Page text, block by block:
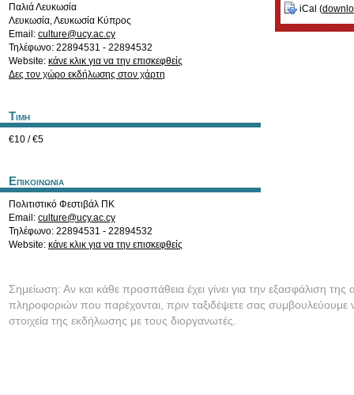
Παλιά Λευκωσία
Λευκωσία,Λευκωσία Κύπρος
Email: culture@ucy.ac.cy
Τηλέφωνο: 22894531 - 22894532
Website: κάνε κλικ για να την επισκεφθείς
Δες τον χώρο εκδήλωσης στον χάρτη
Τιμη
€10 / €5
Επικοινωνια
Πολιτιστικό Φεστιβάλ ΠΚ
Email: culture@ucy.ac.cy
Τηλέφωνο: 22894531 - 22894532
Website: κάνε κλικ για να την επισκεφθείς
iCal (
Σημείωση: Αν και κάθε προσπάθεια έχει γίνει για την εξασφάλιση της
πληροφοριών που παρέχονται, πριν ταξιδέψετε σας συμβουλεύουμε
στοιχεία της εκδήλωσης με τους διοργανωτές.